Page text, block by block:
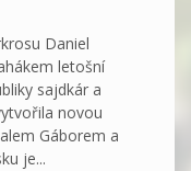
Daniel
letošní
sajdkár a
novou
Gáborem a
je...